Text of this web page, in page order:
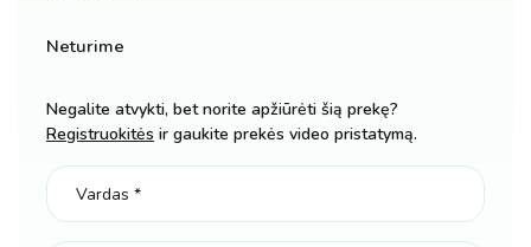
Neturime
Negalite atvykti, bet norite apžiūrėti šią prekę?
Registruokitės ir gaukite prekės video pristatymą.